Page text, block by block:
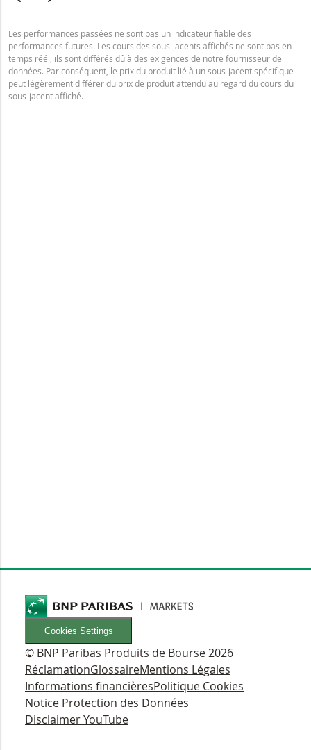
Les performances passées ne sont pas un indicateur fiable des
performances futures. Les cours des sous-jacents affichés ne sont pas en
temps réél, ils sont différés dû à des exigences de notre fournisseur de
données. Par conséquent, le prix du produit lié à un sous-jacent spécifique
peut légèrement différer du prix de produit attendu au regard du cours du
sous-jacent affiché.
Cookies Settings
© BNP Paribas Produits de Bourse 2026
RéclamationGlossaireMentions Légales
Informations financièresPolitique Cookies
Notice Protection des Données
Disclaimer YouTube